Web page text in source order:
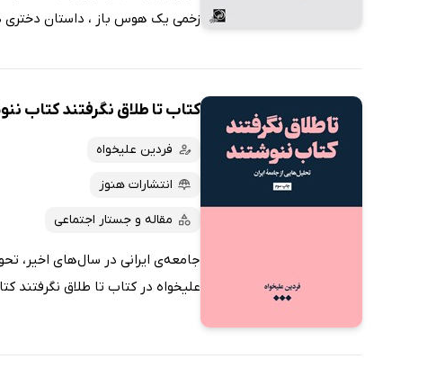
زخمی یک هوس باز ، داستان
کتاب تا طلاق نگرفتند کتاب
فردین علیخواه
انتشارات هنوز
مقاله و جستار اجتماعی
جامعه‌ی ایرانی در سال‌های اخیر،
علیخواه در کتاب تا طلاق نگرفتند